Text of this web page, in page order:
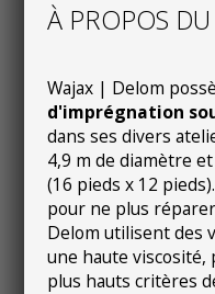
À PROPOS
Wajax | Delom
d'imprégnation
dans ses divers
4,9 m de diamètre
(16 pieds x 12
pour ne plus
Delom utilisent des
une haute
plus hauts critères